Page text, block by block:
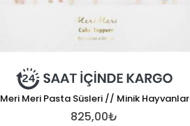
Meri Meri Pasta Süsleri // Minik Hayvanlar
825,00₺